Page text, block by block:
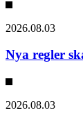
2026.08.03
Nya regler
2026.08.03